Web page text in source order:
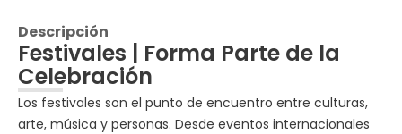
Descripción
Festivales | Forma Parte de la
Celebración
Los festivales son el punto de encuentro entre culturas,
arte, música y personas. Desde eventos internacionales